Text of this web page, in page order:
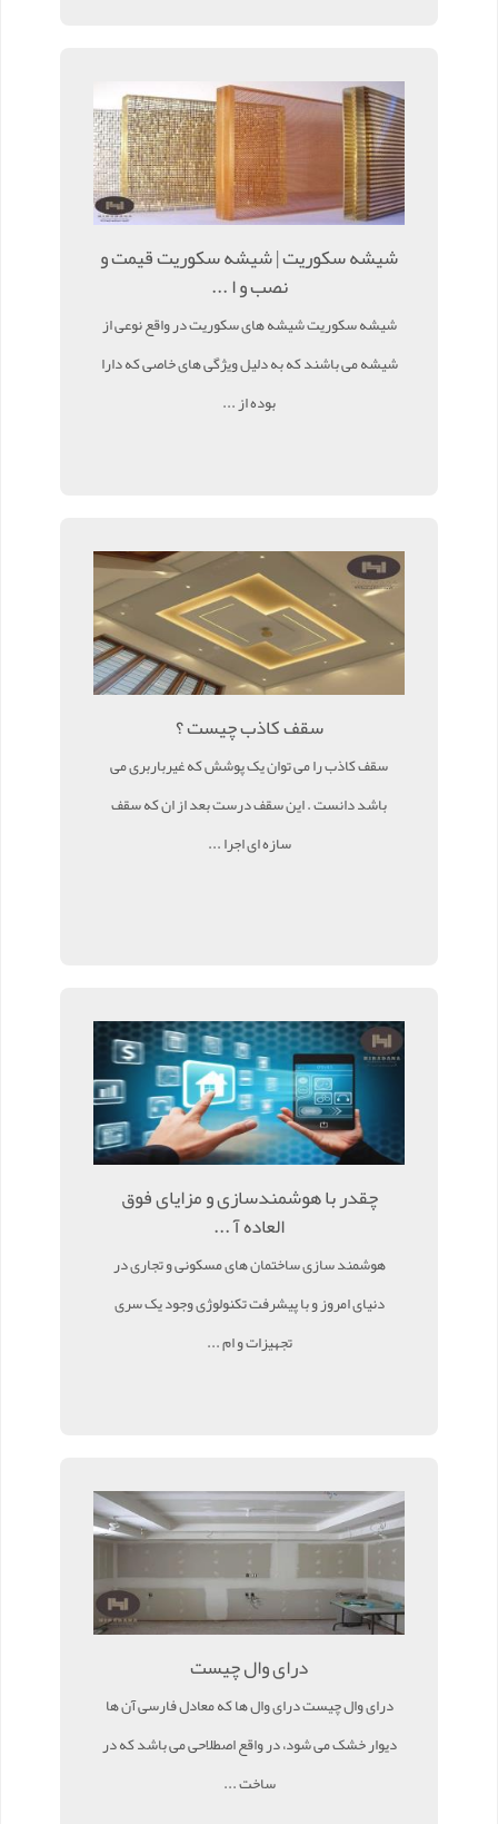
شیشه سکوریت | شیشه سکوریت قیمت و
نصب و ا ...
شیشه سکوریت شیشه های سکوریت در واقع نوعی از
شیشه می باشند که به دلیل ویژگی های خاصی که دارا
بوده از ...
سقف کاذب چیست ؟
سقف کاذب را می توان یک پوشش که غیرباربری می
باشد دانست . این سقف درست بعد از ان که سقف
سازه ای اجرا ...
چقدر با هوشمندسازی و مزایای فوق
العاده آ ...
هوشمند سازی ساختمان های مسکونی و تجاری در
دنیای امروز و با پیشرفت تکنولوژی وجود یک سری
تجهیزات و ام ...
درای وال چیست
درای وال چیست درای وال ها که معادل فارسی آن ها
دیوار خشک می شود، در واقع اصطلاحی می باشد که در
ساخت ...